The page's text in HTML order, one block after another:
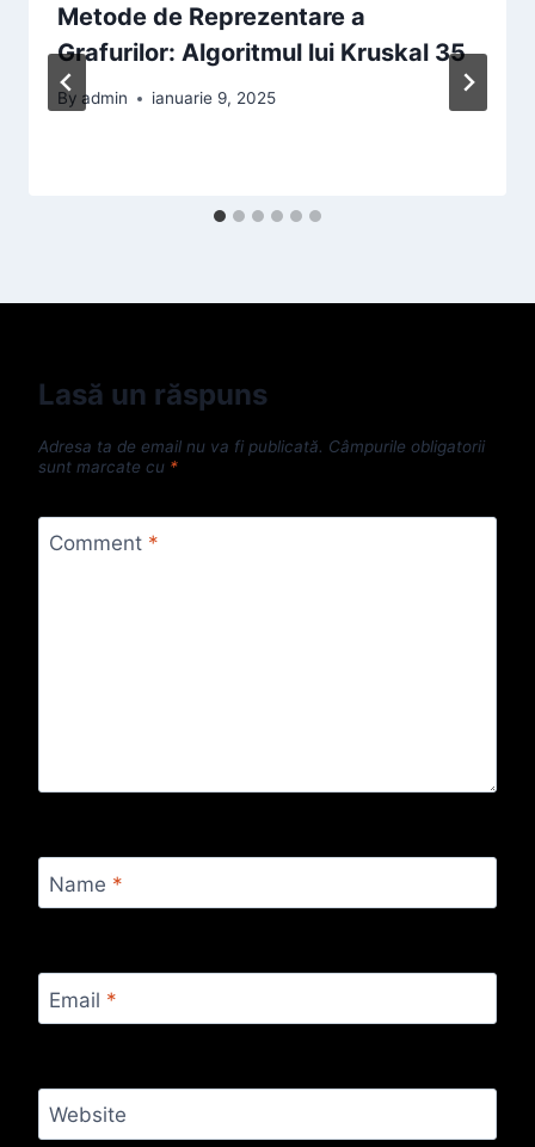
Metode de Reprezentare a
Grafurilor: Algoritmul lui Kruskal 35
By admin ianuarie 9, 2025
Lasă un răspuns
Adresa ta de email nu va fi publicată. Câmpurile obligatorii
sunt marcate cu *
Comment *
Name *
Email *
Website